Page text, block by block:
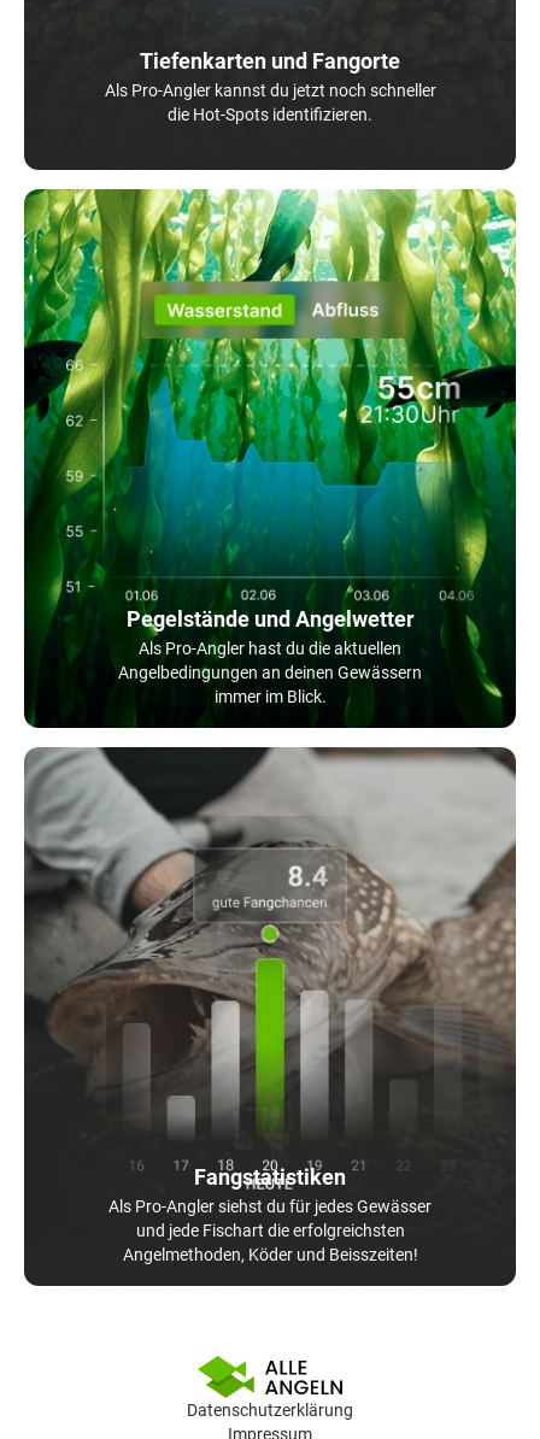
Tiefenkarten und Fangorte
Als Pro-Angler kannst du jetzt noch schneller
die Hot-Spots identifizieren.
Pegelstände und Angelwetter
Als Pro-Angler hast du die aktuellen
Angelbedingungen an deinen Gewässern
immer im Blick.
Fangstatistiken
Als Pro-Angler siehst du für jedes Gewässer
und jede Fischart die erfolgreichsten
Angelmethoden, Köder und Beisszeiten!
Datenschutzerklärung
Impressum